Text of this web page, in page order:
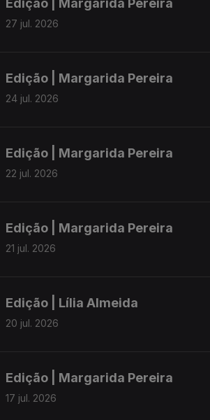
Edição | Margarida Pereira
27 jul. 2026
Edição | Margarida Pereira
24 jul. 2026
Edição | Margarida Pereira
22 jul. 2026
Edição | Margarida Pereira
21 jul. 2026
Edição | Lília Almeida
20 jul. 2026
Edição | Margarida Pereira
17 jul. 2026